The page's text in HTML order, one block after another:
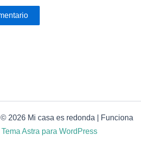
2026 Mi casa es redonda | Funciona
Tema Astra para WordPress